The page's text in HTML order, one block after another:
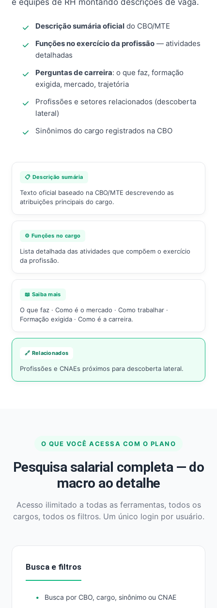
e equipes de RH montando descrições de vaga.
Descrição sumária oficial do CBO/MTE
Funções no exercício da profissão — atividades
detalhadas
Perguntas de carreira: o que faz, formação
exigida, mercado, trajetória
Profissões e setores relacionados (descoberta
lateral)
Sinônimos do cargo registrados na CBO
📋 Descrição sumária
Texto oficial baseado na CBO/MTE descrevendo as
atribuições principais do cargo.
⚙️ Funções no cargo
Lista detalhada das atividades que compõem o exercício
da profissão.
📖 Saiba mais
O que faz · Como é o mercado · Como trabalhar ·
Formação exigida · Como é a carreira.
🔗 Relacionados
Profissões e CNAEs próximos para descoberta lateral.
O QUE VOCÊ ACESSA COM O PLANO
Pesquisa salarial completa — do
macro ao detalhe
Acesso ilimitado a todas as ferramentas, todos os
cargos, todos os filtros. Um único login por usuário.
Busca e filtros
Busca por CBO, cargo, sinônimo ou CNAE